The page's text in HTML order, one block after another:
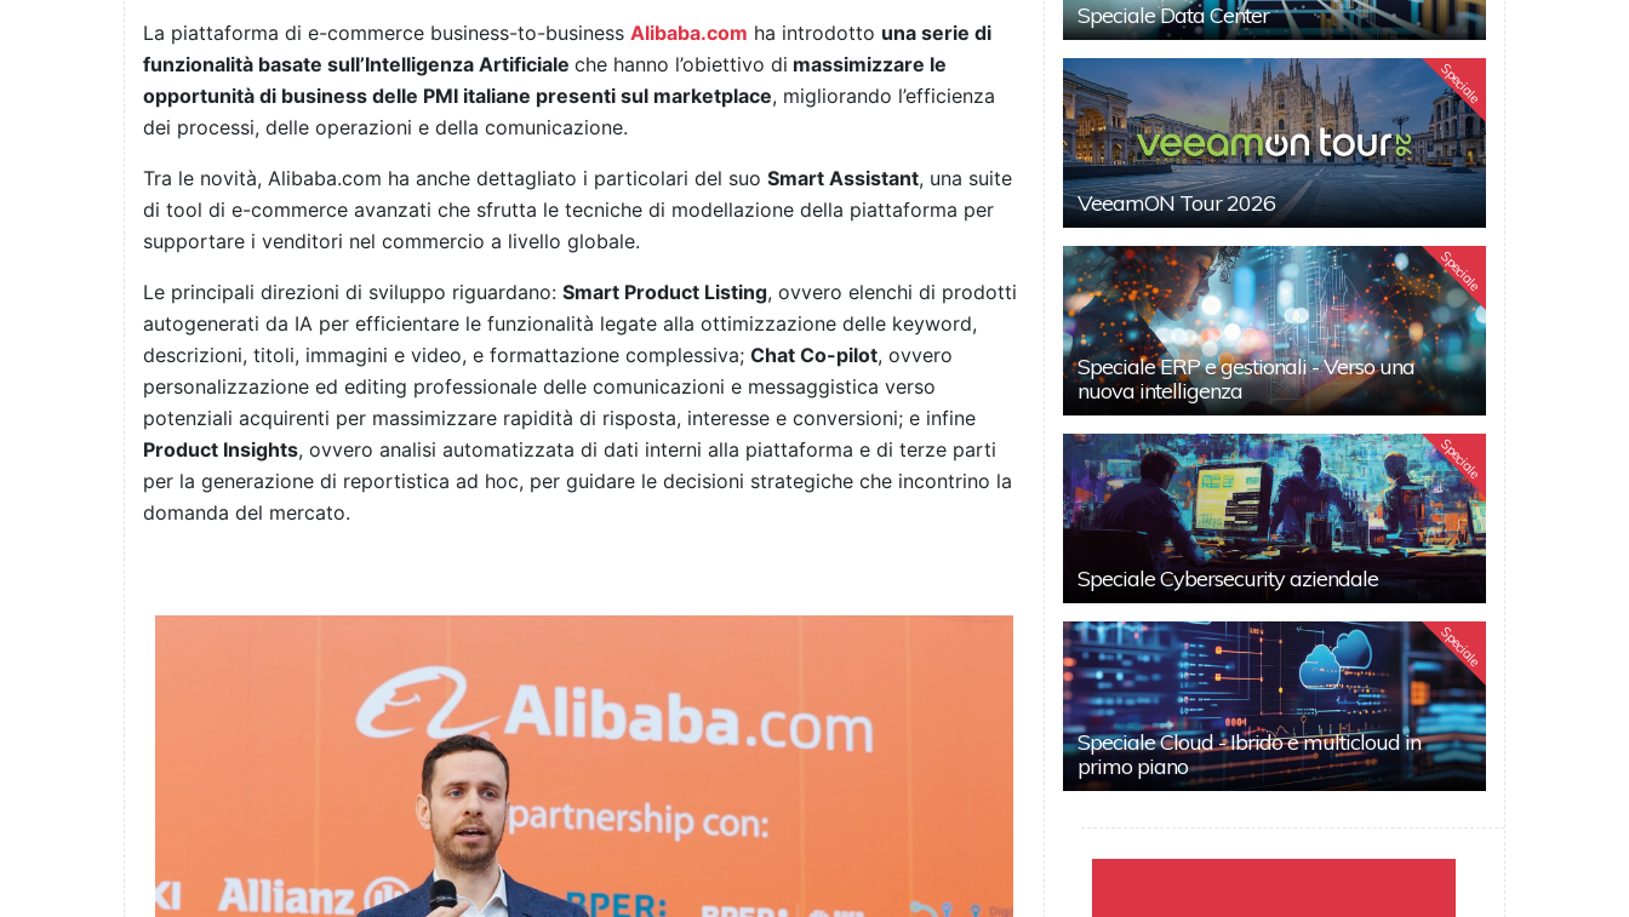
La piattaforma di e-commerce business-to-business Alibaba.com ha introdotto una serie di
funzionalità basate sull’Intelligenza Artificiale che hanno l’obiettivo di massimizzare le
opportunità di business delle PMI italiane presenti sul marketplace, migliorando l’efficienza
dei processi, delle operazioni e della comunicazione.
Tra le novità, Alibaba.com ha anche dettagliato i particolari del suo Smart Assistant, una suite
di tool di e-commerce avanzati che sfrutta le tecniche di modellazione della piattaforma per
supportare i venditori nel commercio a livello globale.
Le principali direzioni di sviluppo riguardano: Smart Product Listing, ovvero elenchi di prodotti
autogenerati da IA per efficientare le funzionalità legate alla ottimizzazione delle keyword,
descrizioni, titoli, immagini e video, e formattazione complessiva; Chat Co-pilot, ovvero
personalizzazione ed editing professionale delle comunicazioni e messaggistica verso
potenziali acquirenti per massimizzare rapidità di risposta, interesse e conversioni; e infine
Product Insights, ovvero analisi automatizzata di dati interni alla piattaforma e di terze parti
per la generazione di reportistica ad hoc, per guidare le decisioni strategiche che incontrino la
domanda del mercato.
Speciale Data Center
Speciale
VeeamON Tour 2026
Speciale
Speciale ERP e gestionali - Verso una
nuova intelligenza
Speciale
Speciale Cybersecurity aziendale
Speciale
Speciale Cloud - Ibrido e multicloud in
primo piano